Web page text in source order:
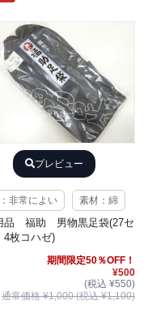
プレビュー
非常によい 素材：綿
品 福助 男物黒足袋(27セ
4枚コハゼ)
期間限定50％OFF！
¥500
(税込 ¥550)
通常価格 ¥1,000 (税込 ¥1,100)